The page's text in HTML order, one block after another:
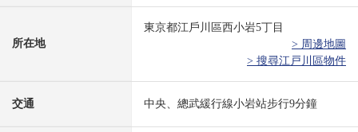
所在地
東京都江戶川區西小岩5丁目
> 周邊地圖
> 搜尋江戸川區物件
交通 中央、總武緩行線小岩站步行9分鐘